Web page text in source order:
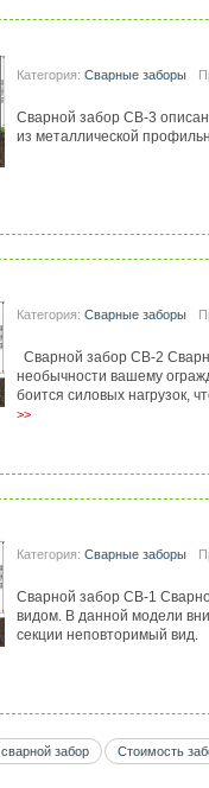
Категория: Сварные заборы
Сварной забор СВ-3
из металлической
Категория: Сварные заборы
Сварной забор СВ-2
необычности вашему
боится силовых нагрузок,
>>
Категория: Сварные заборы
Сварной забор СВ-1
видом. В данной модели
секции неповторимый вид.
сварной забор Стоимость